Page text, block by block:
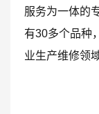
服务为一体的
有30多个品种
业生产维修领